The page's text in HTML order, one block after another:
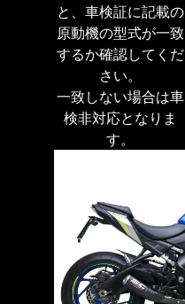
と、車検証に記載の
原動機の型式が一致
するか確認してくだ
さい。
一致しない場合は車
検非対応となりま
す。